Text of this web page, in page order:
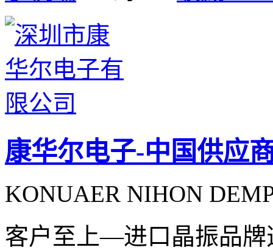
康华尔电子-中国供应
KONUAER NIHON
客户至上—进口晶振品牌